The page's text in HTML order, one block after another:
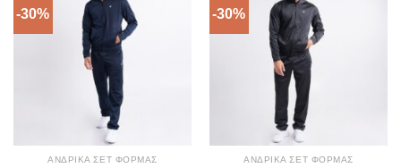
-30%
ΑΝΔΡΙΚΆ ΣΕΤ ΦΌΡΜΑΣ
-30%
ΑΝΔΡΙΚΆ ΣΕΤ ΦΌΡΜΑΣ